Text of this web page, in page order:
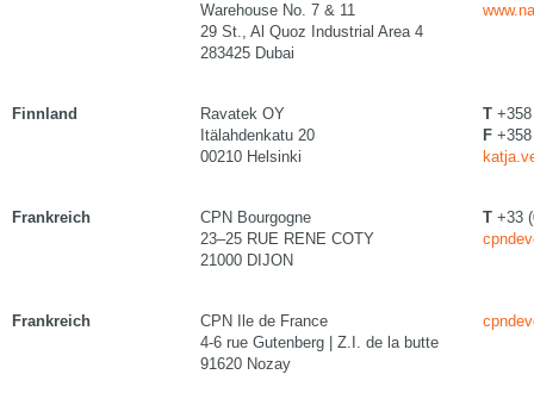
Warehouse No. 7 & 11
29 St., Al Quoz Industrial Area 4
283425 Dubai
Finnland
Ravatek OY
Itälahdenkatu 20
00210 Helsinki
T
F
Frankreich
CPN Bourgogne
23–25 RUE RENE COTY
21000 DIJON
T +33
Frankreich
CPN Ile de France
4-6 rue Gutenberg | Z.I. de la butte
91620 Nozay